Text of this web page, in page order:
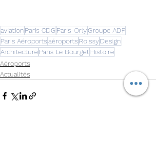
aviation Paris CDG Paris-OrlyGroupe ADP
Paris Aéroportsaéroports RoissyDesign
Architecture Paris Le BourgetHistoire
Aéroports
Actualités